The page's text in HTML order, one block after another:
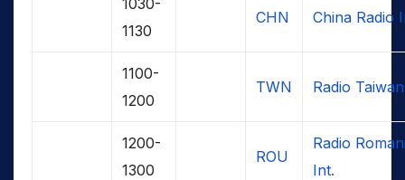
1130
CHN China Radio
1100-
1200
TWN Radio
1200-
1300
ROU
Radio
Int.